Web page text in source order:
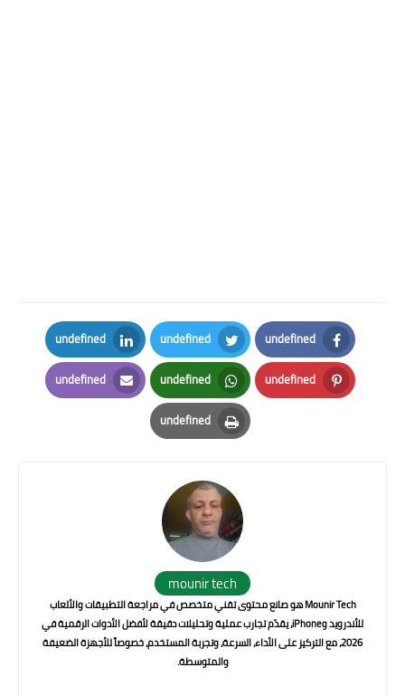
undefined
Facebook
undefined
Twitter
undefined
LinkedIn
undefined
Pinterest
undefined
Whatsapp
undefined
Email
undefined
Print
mounir tech
Mounir Tech هو صانع محتوى تقني متخصص في مراجعة التطبيقات والألعاب
للأندرويد وiPhone، يقدّم تجارب عملية وتحليلات دقيقة لأفضل الأدوات الرقمية في
2026، مع التركيز على الأداء، السرعة، وتجربة المستخدم، خصوصاً للأجهزة الضعيفة
والمتوسطة.